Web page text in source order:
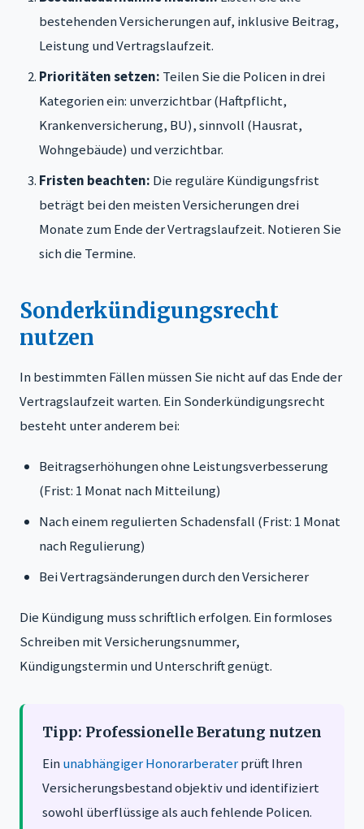
bestehenden Versicherungen auf, inklusive Beitrag,
Leistung und Vertragslaufzeit.
Prioritäten setzen: Teilen Sie die Policen in drei
Kategorien ein: unverzichtbar (Haftpflicht,
Krankenversicherung, BU), sinnvoll (Hausrat,
Wohngebäude) und verzichtbar.
Fristen beachten: Die reguläre Kündigungsfrist
beträgt bei den meisten Versicherungen drei
Monate zum Ende der Vertragslaufzeit. Notieren Sie
sich die Termine.
Sonderkündigungsrecht
nutzen
In bestimmten Fällen müssen Sie nicht auf das Ende der
Vertragslaufzeit warten. Ein Sonderkündigungsrecht
besteht unter anderem bei:
Beitragserhöhungen ohne Leistungsverbesserung
(Frist: 1 Monat nach Mitteilung)
Nach einem regulierten Schadensfall (Frist: 1 Monat
nach Regulierung)
Bei Vertragsänderungen durch den Versicherer
Die Kündigung muss schriftlich erfolgen. Ein formloses
Schreiben mit Versicherungsnummer,
Kündigungstermin und Unterschrift genügt.
Tipp: Professionelle Beratung nutzen
Einunabhängiger Honorarberaterprüft Ihren
Versicherungsbestand objektiv und identifiziert
sowohl überflüssige als auch fehlende Policen.